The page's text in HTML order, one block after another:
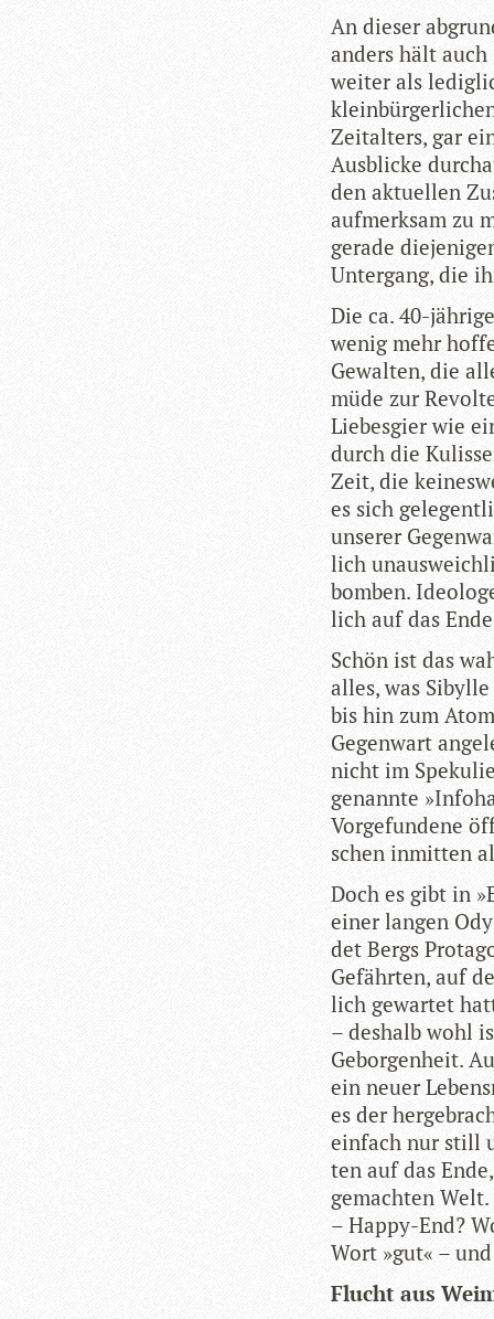
An die­ser
an­ders hält auch
wei­ter als
Zeit­al­ters, gar
Aus­bli­cke
den aktu­el­len
auf­merk­sam zu
gerade
Unter­gang, die
Die ca. 40-
wenig mehr
Gewal­ten, die
müde zur
Lie­bes­gier wie
durch die
Zeit, die
es sich
unse­rer
lich
bom­ben.
lich auf das
Schön ist das
alles, was
bis hin zum
Gegen­wart
nicht im
genannte
Vor­ge­fun­dene
schen inmit­ten
Doch es gibt in
einer lan­gen
det Bergs
Gefähr­ten, auf
lich gewar­tet
– des­halb wohl
Gebor­gen­heit.
ein neuer
es der
ein­fach nur still
ten auf das
gemach­ten
– Happy-End?
Wort »gut« –
Flucht aus